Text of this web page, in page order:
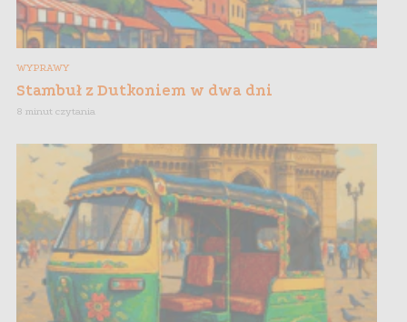
WYPRAWY
Stambuł z Dutkoniem w dwa dni
8 minut czytania